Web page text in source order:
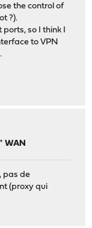
the control of
?).
so I think I
to VPN
WAN
pas de
(proxy qui